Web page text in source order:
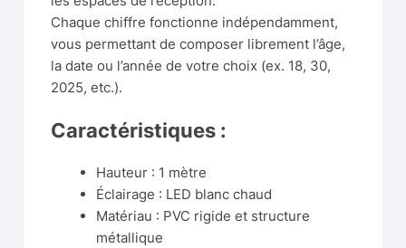
Chaque chiffre fonctionne indépendamment,
vous permettant de composer librement l’âge,
la date ou l’année de votre choix (ex. 18, 30,
2025, etc.).
Caractéristiques :
Hauteur : 1 mètre
Éclairage : LED blanc chaud
Matériau : PVC rigide et structure
métallique